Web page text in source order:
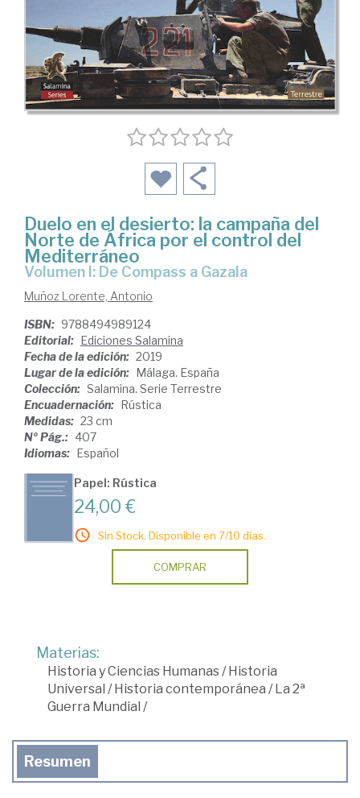
Duelo en el desierto: la campaña del
Norte de África por el control del
Mediterráneo
Volumen I: De Compass a Gazala
Muñoz Lorente, Antonio
ISBN: 9788494989124
Editorial: Ediciones Salamina
Fecha de la edición: 2019
Lugar de la edición: Málaga. España
Colección: Salamina. Serie Terrestre
Encuadernación: Rústica
Medidas: 23 cm
Nº Pág.: 407
Idiomas: Español
Papel: Rústica
24,00 €
Sin Stock. Disponible en 7/10 días.
COMPRAR
Materias:
Historia y Ciencias Humanas/ Historia
Universal / Historia contemporánea / La 2ª
Guerra Mundial /
Resumen